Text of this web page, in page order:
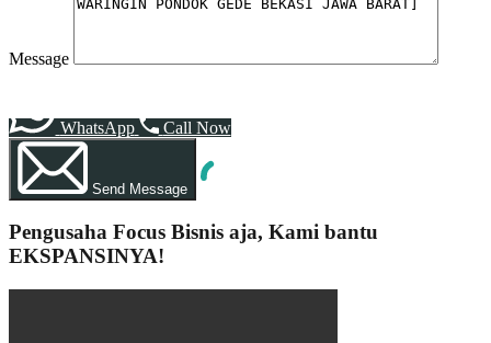
Message
WhatsApp Call Now
Send Message
Pengusaha Focus Bisnis aja, Kami bantu
EKSPANSINYA!